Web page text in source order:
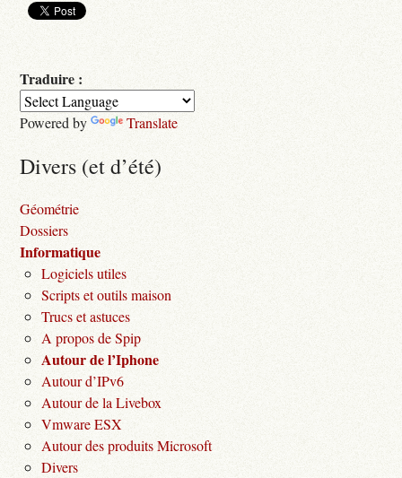
Traduire :
Powered by Translate
Divers (et d’été)
Géométrie
Dossiers
Informatique
Logiciels utiles
Scripts et outils maison
Trucs et astuces
A propos de Spip
Autour de l’Iphone
Autour d’IPv6
Autour de la Livebox
Vmware ESX
Autour des produits Microsoft
Divers